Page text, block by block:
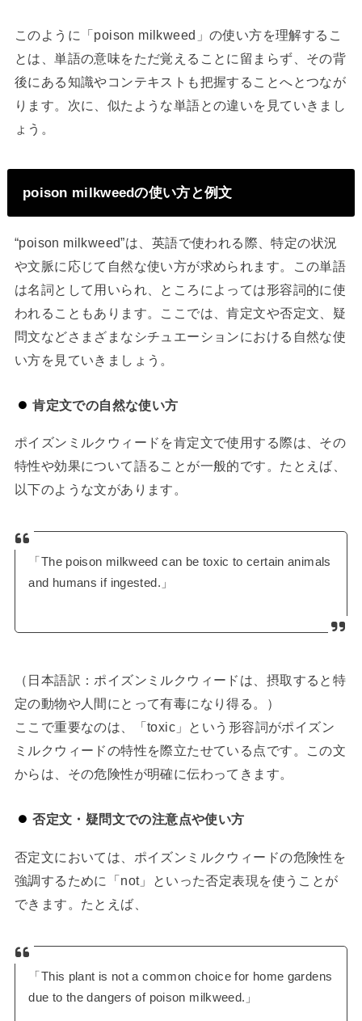
このように「poison milkweed」の使い方を理解するこ
とは、単語の意味をただ覚えることに留まらず、その背
後にある知識やコンテキストも把握することへとつなが
ります。次に、似たような単語との違いを見ていきまし
ょう。
poison milkweedの使い方と例文
“poison milkweed”は、英語で使われる際、特定の状況
や文脈に応じて自然な使い方が求められます。この単語
は名詞として用いられ、ところによっては形容詞的に使
われることもあります。ここでは、肯定文や否定文、疑
問文などさまざまなシチュエーションにおける自然な使
い方を見ていきましょう。
肯定文での自然な使い方
ポイズンミルクウィードを肯定文で使用する際は、その
特性や効果について語ることが一般的です。たとえば、
以下のような文があります。
「The poison milkweed can be toxic to certain animals
and humans if ingested.」
（日本語訳：ポイズンミルクウィードは、摂取すると特
定の動物や人間にとって有毒になり得る。）
ここで重要なのは、「toxic」という形容詞がポイズン
ミルクウィードの特性を際立たせている点です。この文
からは、その危険性が明確に伝わってきます。
否定文・疑問文での注意点や使い方
否定文においては、ポイズンミルクウィードの危険性を
強調するために「not」といった否定表現を使うことが
できます。たとえば、
「This plant is not a common choice for home gardens
due to the dangers of poison milkweed.」